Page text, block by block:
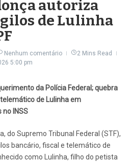
autoriza
de Lulinha
Nenhum comentário
2 Mins Read
5:00 pm
da Polícia Federal; quebra
de Lulinhaem
INSS
do Supremo Tribunal Federal (STF),
bancário, fiscal e telemático de
como Lulinha, filho do petista